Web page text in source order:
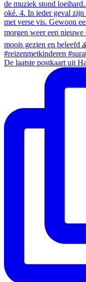
De laatste postkaart uit